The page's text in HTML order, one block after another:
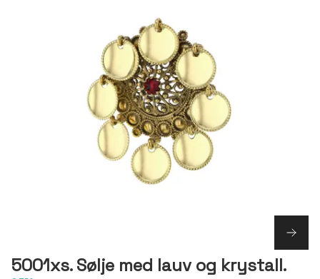
5001xs. Sølje med lauv og krystall.